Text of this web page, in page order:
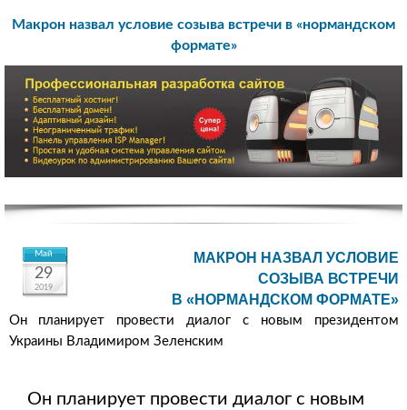
Макрон назвал условие созыва встречи в «нормандском
формате»
Май
29
2019
МАКРОН НАЗВАЛ УСЛОВИЕ
СОЗЫВА ВСТРЕЧИ
В «НОРМАНДСКОМ ФОРМАТЕ»
Он планирует провести диалог с новым президентом
Украины Владимиром Зеленским
Он планирует провести диалог с новым